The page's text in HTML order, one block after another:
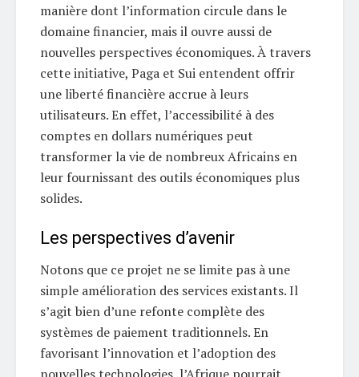
manière dont l’information circule dans le
domaine financier, mais il ouvre aussi de
nouvelles perspectives économiques. À travers
cette initiative, Paga et Sui entendent offrir
une liberté financière accrue à leurs
utilisateurs. En effet, l’accessibilité à des
comptes en dollars numériques peut
transformer la vie de nombreux Africains en
leur fournissant des outils économiques plus
solides.
Les perspectives d’avenir
Notons que ce projet ne se limite pas à une
simple amélioration des services existants. Il
s’agit bien d’une refonte complète des
systèmes de paiement traditionnels. En
favorisant l’innovation et l’adoption des